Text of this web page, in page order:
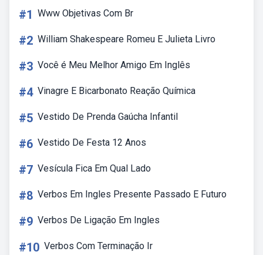
#1 Www Objetivas Com Br
#2 William Shakespeare Romeu E Julieta Livro
#3 Você é Meu Melhor Amigo Em Inglês
#4 Vinagre E Bicarbonato Reação Química
#5 Vestido De Prenda Gaúcha Infantil
#6 Vestido De Festa 12 Anos
#7 Vesícula Fica Em Qual Lado
#8 Verbos Em Ingles Presente Passado E Futuro
#9 Verbos De Ligação Em Ingles
#10 Verbos Com Terminação Ir